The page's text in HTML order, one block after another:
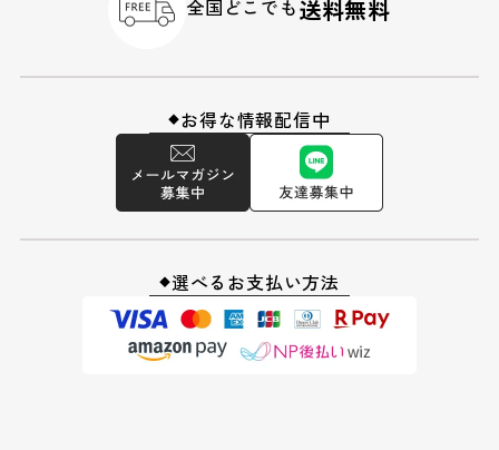
全国どこでも送料無料
◆お得な情報配信中
◆選べるお支払い方法